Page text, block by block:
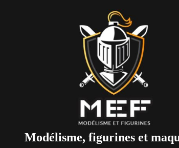
Modélisme, figurines et